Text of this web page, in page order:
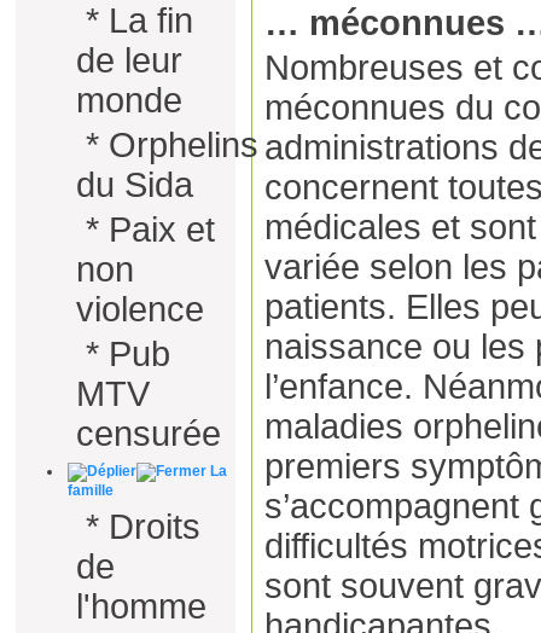
* La fin
de leur
monde
* Orphelins
du Sida
* Paix et
non
violence
* Pub
MTV
censurée
La
famille
* Droits
de
l'homme
… méconnues
Nombreuses et
méconnues du
administrations
concernent
médicales et
variée selon les
patients. Elles
naissance ou les
l’enfance.
maladies
premiers
s’accompagnent
difficultés
sont souvent